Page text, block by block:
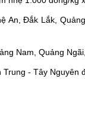
An, Đắk Lắk,
Nam, Quảng
- Tây